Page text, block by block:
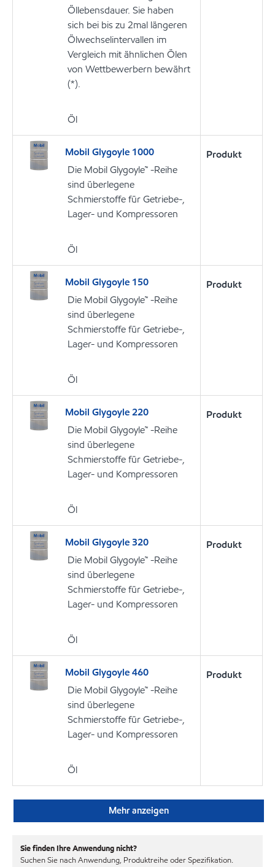
Öllebensdauer. Sie haben
sich bei bis zu 2mal längeren
Ölwechselintervallen im
Vergleich mit ähnlichen Ölen
von Wettbewerbern bewährt
(*).
Öl
Mobil Glygoyle 1000
Die Mobil Glygoyle™ -Reihe
sind überlegene
Schmierstoffe für Getriebe-,
Lager- und Kompressoren
Öl
Produkt
Mobil Glygoyle 150
Die Mobil Glygoyle™ -Reihe
sind überlegene
Schmierstoffe für Getriebe-,
Lager- und Kompressoren
Öl
Produkt
Mobil Glygoyle 220
Die Mobil Glygoyle™ -Reihe
sind überlegene
Schmierstoffe für Getriebe-,
Lager- und Kompressoren
Öl
Produkt
Mobil Glygoyle 320
Die Mobil Glygoyle™ -Reihe
sind überlegene
Schmierstoffe für Getriebe-,
Lager- und Kompressoren
Öl
Produkt
Mobil Glygoyle 460
Die Mobil Glygoyle™ -Reihe
sind überlegene
Schmierstoffe für Getriebe-,
Lager- und Kompressoren
Öl
Produkt
Mehr anzeigen
Sie finden Ihre Anwendung nicht?
Suchen Sie nach Anwendung, Produktreihe oder Spezifikation.